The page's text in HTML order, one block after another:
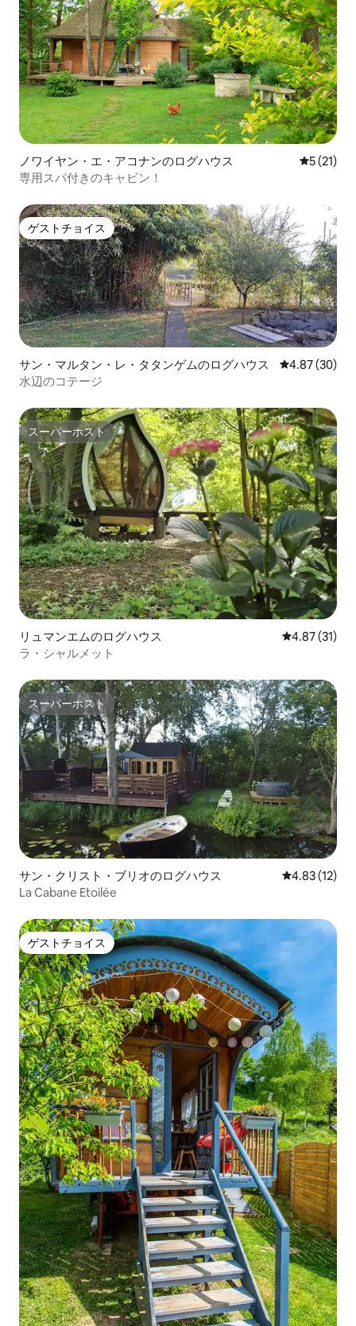
ノワイヤン・エ・アコナンのログハウス レビュー
5 (21)
専用スパ付きのキャビン！
ゲストチョイス
ゲストチョイス
サン・マルタン・レ・タタンゲムのログハウス レビュー30
4.87 (30)
水辺のコテージ
スーパーホスト
スーパーホスト
リュマンエムのログハウス レビュー31
4.87 (31)
ラ・シャルメット
スーパーホスト
スーパーホスト
サン・クリスト・ブリオのログハウス レビュー12
4.83 (12)
La Cabane Etoilée
ゲストチョイス
ゲストチョイス